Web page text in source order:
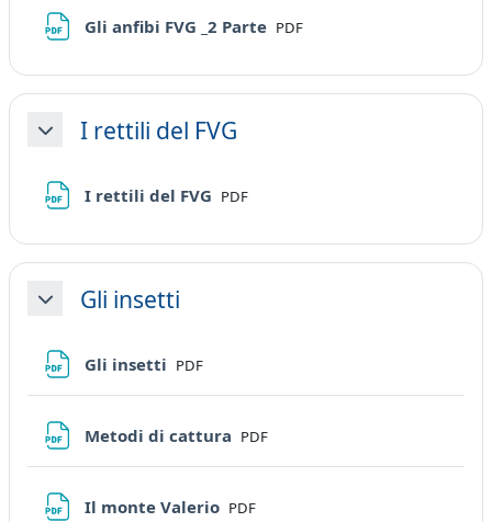
Gli anfibi FVG _2 Parte File
PDF
MinimizzaI rettili del FVG
I rettili del FVG File
PDF
MinimizzaGli insetti
Gli insetti File
PDF
Metodi di cattura File
PDF
Il monte Valerio File
PDF